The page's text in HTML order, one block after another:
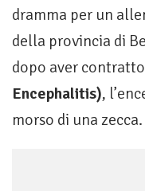
dramma per un
della provincia di
dopo aver
Encephalitis),
morso di una zecca.